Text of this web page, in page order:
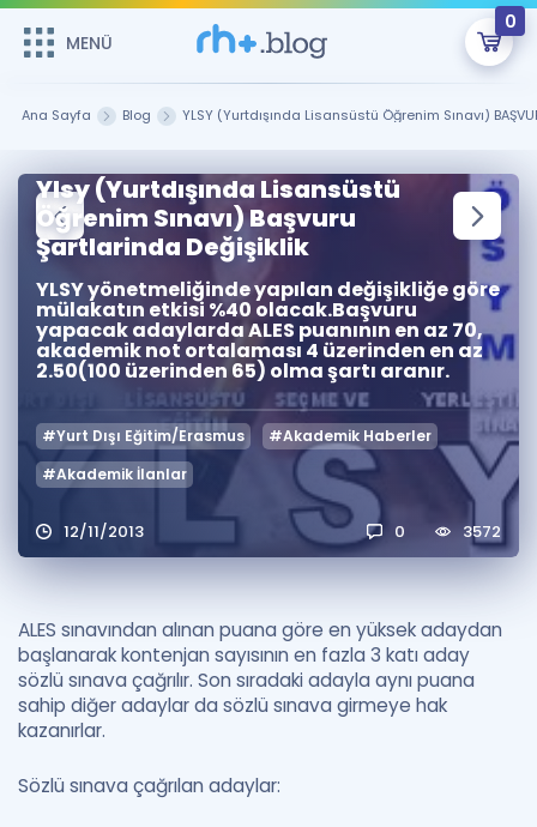
MENÜ
0
Şifremi Hatırlamıyorum
GİRİŞ YAP
ÜYE DEĞİLİM
Sepetin Şu An Boş.
Remzi Hoca ile seni sınava hazırlayacak onlarca eğitim seni
bekliyor!
MENÜ
Çalışma Paketleri
Kitaplar ve Kaynaklar
Katılımcı Görüşleri
Faydalı Araçlar
Ücretsiz Kaynaklar
Puan Hesaplama
ÖSYM Sınav Takvimi
Kampanyalar
Blog
İngilizce Gramer
Hakkımızda
Kariyer
Soru & Cevap
İletişim
Ana Sayfa Blog YLSY (Yurtdışında Lisansüstü Öğrenim Sınavı)
Ylsy (Yurtdışında Lisansüstü
Öğrenim Sınavı) Başvuru
Şartlarinda Değişiklik
YLSY yönetmeliğinde yapılan değişikliğe göre
mülakatın etkisi %40 olacak.Başvuru
yapacak adaylarda ALES puanının en az 70,
akademik not ortalaması 4 üzerinden en az
2.50(100 üzerinden 65) olma şartı aranır.
#Yurt Dışı Eğitim/Erasmus
#Akademik Haberler
#Akademik İlanlar
12/11/2013 0 3572
ALES sınavından alınan puana göre en yüksek adaydan
başlanarak kontenjan sayısının en fazla 3 katı aday
sözlü sınava çağrılır. Son sıradaki adayla aynı puana
sahip diğer adaylar da sözlü sınava girmeye hak
kazanırlar.
Sözlü sınava çağrılan adaylar: